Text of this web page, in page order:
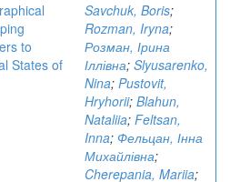
to
States of
Savchuk, Boris;
Rozman, Iryna;
Розман, Ірина
Іллівна; Slyusarenko,
Nina; Pustovit,
Hryhorii; Blahun,
Nataliia; Feltsan,
Inna; Фельцан, Інна
Михайлівна;
Cherepania, Mariia;